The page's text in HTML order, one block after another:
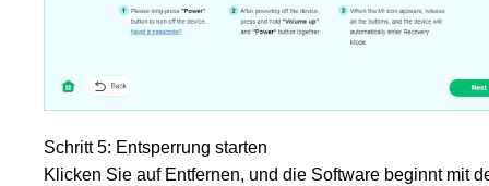
Schritt 5: Entsperrung starten
Klicken Sie auf Entfernen, und die Software beginnt mit